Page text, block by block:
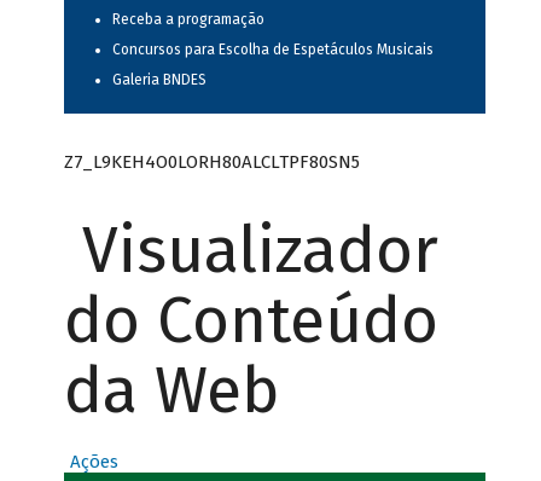
Receba a programação
Concursos para Escolha de Espetáculos Musicais
Galeria BNDES
Z7_L9KEH4O0LORH80ALCLTPF80SN5
Visualizador
do Conteúdo
da Web
Ações